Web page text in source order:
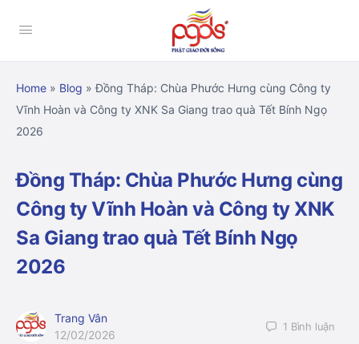
Home » Blog »Đồng Tháp: Chùa Phước Hưng cùng Công ty
Vĩnh Hoàn và Công ty XNK Sa Giang trao quà Tết Bính Ngọ
2026
Đồng Tháp: Chùa Phước Hưng cùng
Công ty Vĩnh Hoàn và Công ty XNK
Sa Giang trao quà Tết Bính Ngọ
2026
Trang Vân
12/02/2026
1 Bình luận